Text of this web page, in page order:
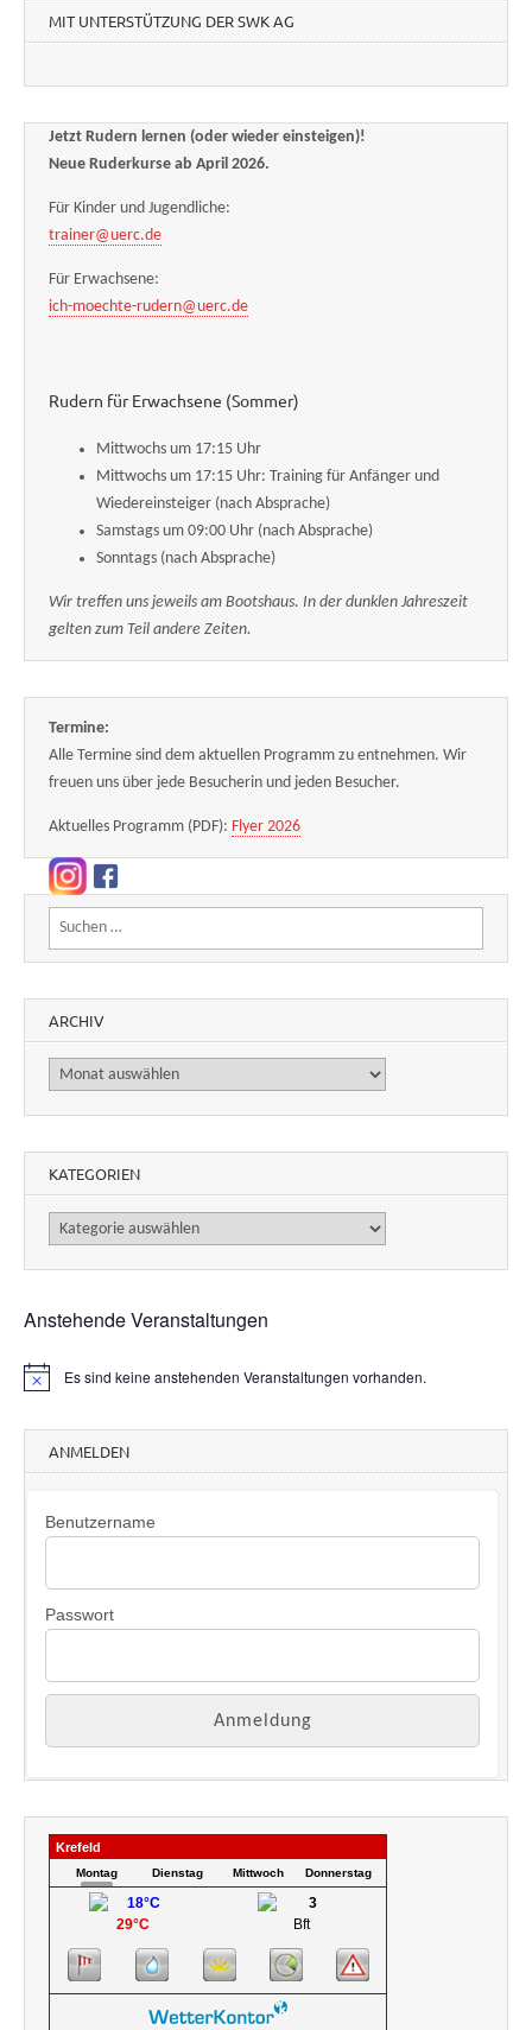
MIT UNTERSTÜTZUNG DER SWK AG
Jetzt Rudern lernen (oder wieder einsteigen)!
Neue Ruderkurse ab April 2026.
Für Kinder und Jugendliche:
trainer@uerc.de
Für Erwachsene:
ich-moechte-rudern@uerc.de
Rudern für Erwachsene (Sommer)
Mittwochs um 17:15 Uhr
Mittwochs um 17:15 Uhr: Training für Anfänger und
Wiedereinsteiger (nach Absprache)
Samstags um 09:00 Uhr (nach Absprache)
Sonntags (nach Absprache)
Wir treffen uns jeweils am Bootshaus. In der dunklen Jahreszeit
gelten zum Teil andere Zeiten.
Termine:
Alle Termine sind dem aktuellen Programm zu entnehmen. Wir
freuen uns über jede Besucherin und jeden Besucher.
Aktuelles Programm (PDF): Flyer 2026
Suchen nach:
ARCHIV
Archiv
KATEGORIEN
Kategorien
Anstehende Veranstaltungen
H
i
Es sind keine anstehenden Veranstaltungen vorhanden.
ANMELDEN
Benutzername
Passwort